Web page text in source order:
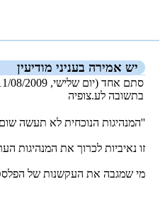
יש אמירה בעניני מודיעין
סתם אחד (יום שלישי, 11/08/2009 שעה 23:34)
בתשובה לע.צופיה
''המנהיגות הנוכחית לא תעשה
זו נאיביות לכרוך את המנהיגות
מי שמגבה את העקשנות של